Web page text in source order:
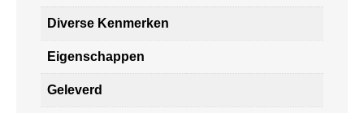
Diverse Kenmerken
Eigenschappen
Geleverd